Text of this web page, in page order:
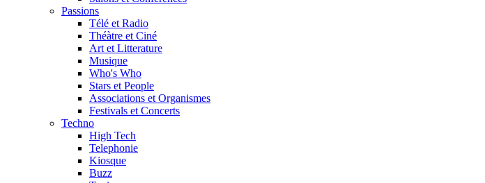
Passions
Télé et Radio
Théàtre et Ciné
Art et Litterature
Musique
Who's Who
Stars et People
Associations et Organismes
Festivals et Concerts
Techno
High Tech
Telephonie
Kiosque
Buzz